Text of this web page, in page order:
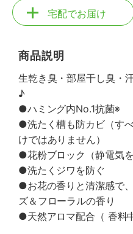
宅配でお届け
商品説明
生乾き臭・部屋干し臭・
♪
●ハミング内No.1抗菌※
●洗たく槽も防カビ（す
けではありません）
●花粉ブロック（静電気を
●洗たくジワを防ぐ
●お花の香りと清潔感で
ズ＆フローラルの香り
●天然アロマ配合（ 香料